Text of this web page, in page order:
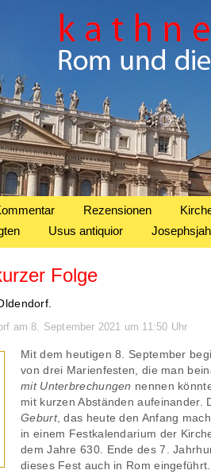
Rezensionen
Usus antiquior
Folge
am 8. September 2021 um 11:50 Uhr
Mit dem heutigen 8. September
von drei Marienfesten, die man
mit Unterbrechungen nennen
mit kurzen Abständen aufeinander.
Geburt, das heute den Anfang
in einem Festkalendarium der
dem Jahre 630. Ende des 7.
dieses Fest auch in Rom